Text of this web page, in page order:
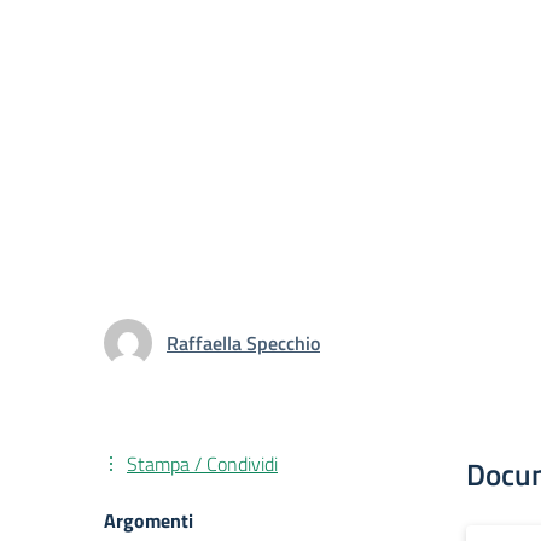
Raffaella Specchio
Stampa / Condividi
Argomenti